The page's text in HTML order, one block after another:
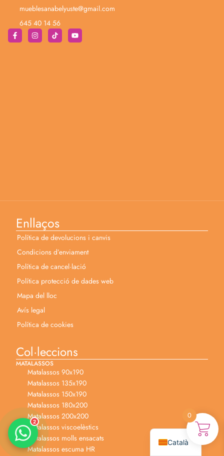
mueblesanabelyuste@gmail.com
645 40 14 56
Enllaços
Política de devolucions i canvis
Condicions d’enviament
Política de cancel·lació
Política protecció de dades web
Mapa del lloc
Avís legal
Política de cookies
Col·leccions
MATALASSOS
Matalassos 90x190
Matalassos 135x190
Matalassos 150x190
Matalassos 180x200
Matalassos 200x200
Matalassos viscoelèstics
Matalassos molls ensacats
Matalassos escuma HR
0
Català
Español
Anabel
Lun-dom 9:00am-10pm
Merche
Atención al cliente
Lun-Sáb 10:00am-20:00pm
2